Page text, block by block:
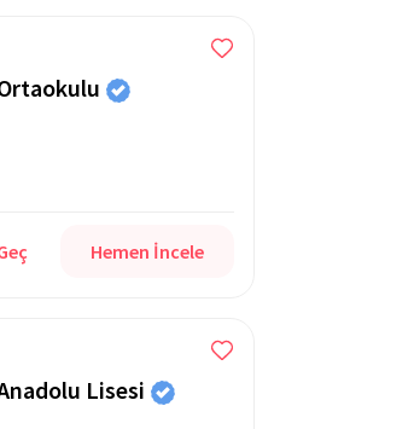
Hemen İncele
Lisesi